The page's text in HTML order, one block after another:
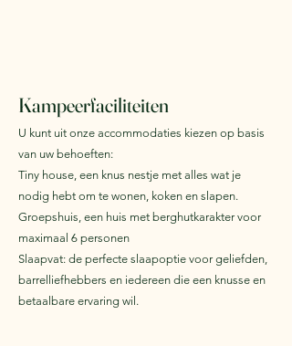
Kampeerfaciliteiten
U kunt uit onze accommodaties kiezen op basis
van uw behoeften:
Tiny house, een knus nestje met alles wat je
nodig hebt om te wonen, koken en slapen.
Groepshuis, een huis met berghutkarakter voor
maximaal 6 personen
Slaapvat: de perfecte slaapoptie voor geliefden,
barrelliefhebbers en iedereen die een knusse en
betaalbare ervaring wil.